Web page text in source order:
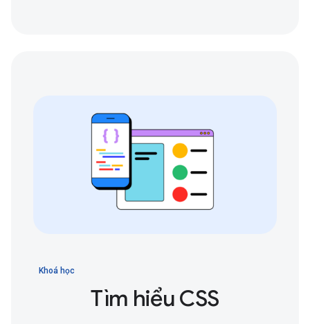
Khoá học
Tìm hiểu CSS